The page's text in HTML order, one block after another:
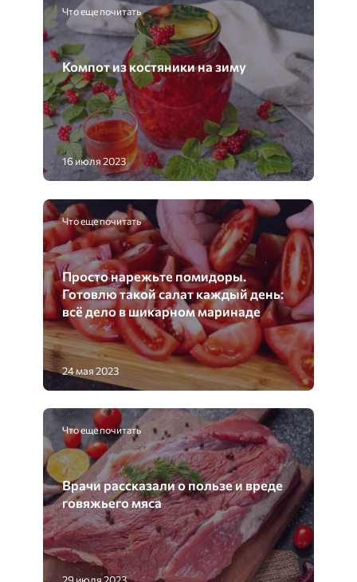
Что еще почитать
Компот из костяники на зиму
16 июля 2023
Что еще почитать
Просто нарежьте помидоры.
Готовлю такой салат каждый день:
всё дело в шикарном маринаде
24 мая 2023
Что еще почитать
Врачи рассказали о пользе и вреде
говяжьего мяса